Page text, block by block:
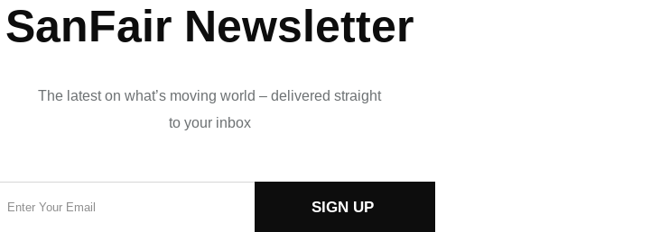
SanFair Newsletter
The latest on what’s moving world – delivered straight
to your inbox
SIGN UP